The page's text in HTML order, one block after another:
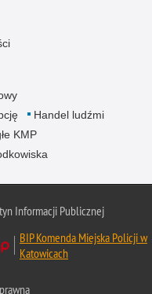
Handel ludźmi
KMP
Informacji Publicznej
BIP Komenda Miejska Policji w
Katowicach